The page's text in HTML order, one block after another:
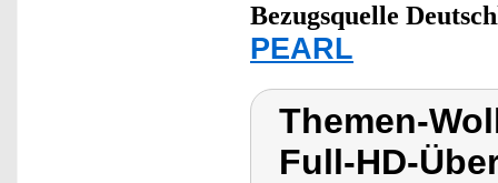
Bezugsquelle
PEARL
Themen-
Full-HD-